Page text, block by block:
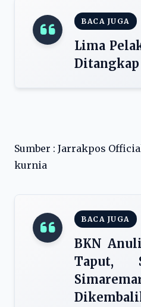
BACA JUGA
Lima
Sumber :
kurnia
BACA JUGA
BKN
Taput,